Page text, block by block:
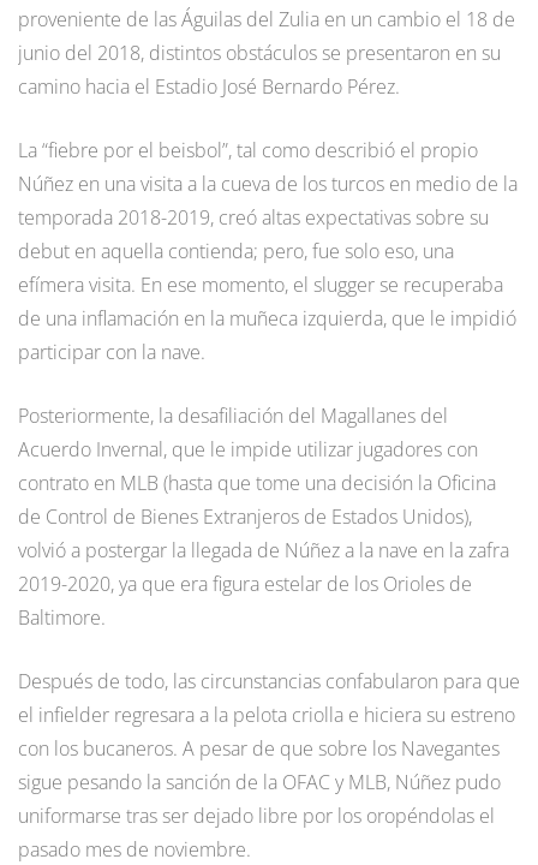
proveniente de las Águilas del Zulia en un cambio el 18 de
junio del 2018, distintos obstáculos se presentaron en su
camino hacia el Estadio José Bernardo Pérez.
La “fiebre por el beisbol”, tal como describió el propio
Núñez en una visita a la cueva de los turcos en medio de la
temporada 2018-2019, creó altas expectativas sobre su
debut en aquella contienda; pero, fue solo eso, una
efímera visita. En ese momento, el slugger se recuperaba
de una inflamación en la muñeca izquierda, que le impidió
participar con la nave.
Posteriormente, la desafiliación del Magallanes del
Acuerdo Invernal, que le impide utilizar jugadores con
contrato en MLB (hasta que tome una decisión la Oficina
de Control de Bienes Extranjeros de Estados Unidos),
volvió a postergar la llegada de Núñez a la nave en la zafra
2019-2020, ya que era figura estelar de los Orioles de
Baltimore.
Después de todo, las circunstancias confabularon para que
el infielder regresara a la pelota criolla e hiciera su estreno
con los bucaneros. A pesar de que sobre los Navegantes
sigue pesando la sanción de la OFAC y MLB, Núñez pudo
uniformarse tras ser dejado libre por los oropéndolas el
pasado mes de noviembre.